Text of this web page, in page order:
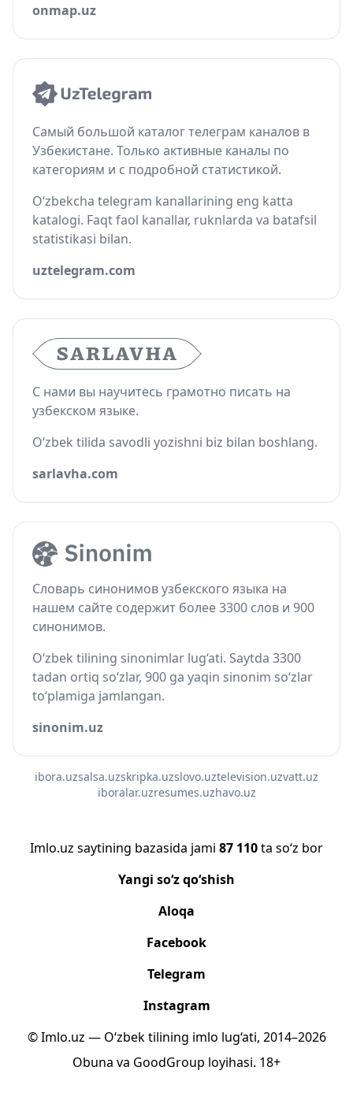
onmap.uz
Самый большой каталог телеграм каналов в
Узбекистане. Только активные каналы по
категориям и с подробной статистикой.
O‘zbekcha telegram kanallarining eng katta
katalogi. Faqt faol kanallar, ruknlarda va batafsil
statistikasi bilan.
uztelegram.com
С нами вы научитесь грамотно писать на
узбекском языке.
O‘zbek tilida savodli yozishni biz bilan boshlang.
sarlavha.com
Словарь синонимов узбекского языка на
нашем сайте содержит более 3300 слов и 900
синонимов.
O‘zbek tilining sinonimlar lug‘ati. Saytda 3300
tadan ortiq so‘zlar, 900 ga yaqin sinonim so‘zlar
to‘plamiga jamlangan.
sinonim.uz
ibora.uzsalsa.uzskripka.uzslovo.uztelevision.uzvatt.uz
iboralar.uzresumes.uzhavo.uz
Imlo.uz saytining bazasida jami 87 110ta so‘z bor
Yangi so‘z qo‘shish
Aloqa
Facebook
Telegram
Instagram
© Imlo.uz — O‘zbek tilining imlo lug‘ati, 2014–2026
Obuna va GoodGroup loyihasi. 18+